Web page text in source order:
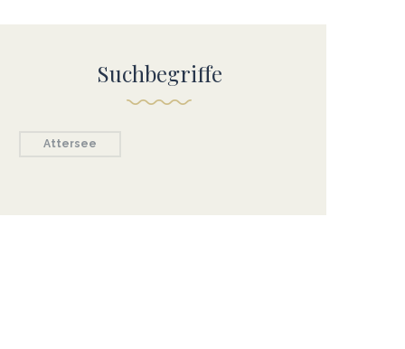
Suchbegriffe
Attersee